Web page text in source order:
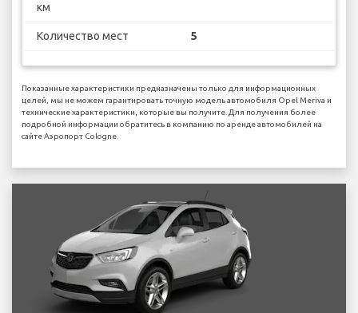
км
Количество мест 5
Показанные характеристики предназначены только для информационных
целей, мы не можем гарантировать точную модель автомобиля Opel Meriva и
технические характеристики, которые вы получите. Для получения более
подробной информации обратитесь в компанию по аренде автомобилей на
сайте Аэропорт Cologne.